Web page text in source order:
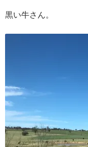
黒い牛さん。